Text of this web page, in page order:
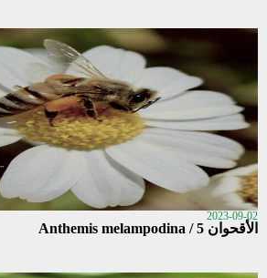
2023-09-02
الأقحوان 5 / Anthemis melampodina